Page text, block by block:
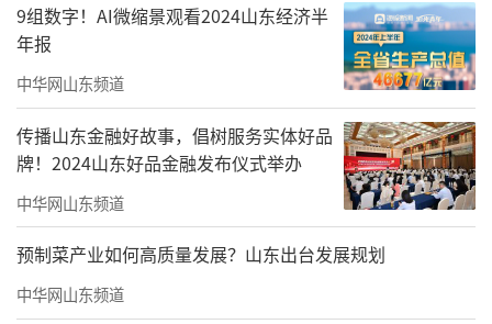
9组数字！AI微缩景观看2024山东经济半
年报
中华网山东频道
传播山东金融好故事，倡树服务实体好品
牌！2024山东好品金融发布仪式举办
中华网山东频道
预制菜产业如何高质量发展？山东出台发展规划
中华网山东频道